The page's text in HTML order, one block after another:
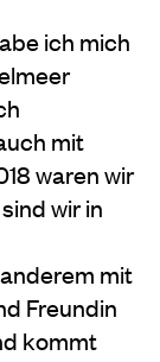
ich mich
mit
waren wir
wir in
mit
Freundin
kommt